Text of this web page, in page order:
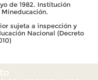
de 1982. Institución
sujeta a inspección y
Nacional (Decreto